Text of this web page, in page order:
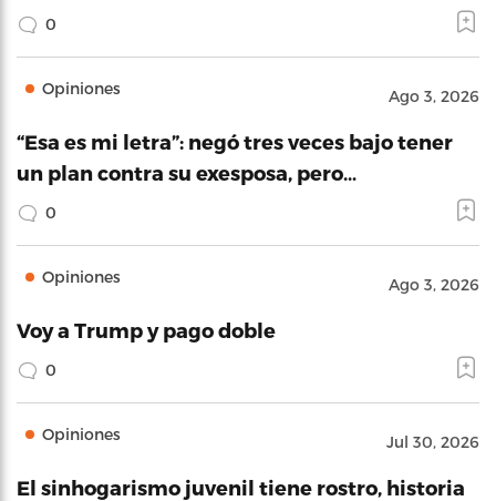
0
Opiniones Ago 3, 2026
“Esa es mi letra”: negó tres veces bajo tener
un plan contra su exesposa, pero…
0
Opiniones Ago 3, 2026
Voy a Trump y pago doble
0
Opiniones Jul 30, 2026
El sinhogarismo juvenil tiene rostro, historia